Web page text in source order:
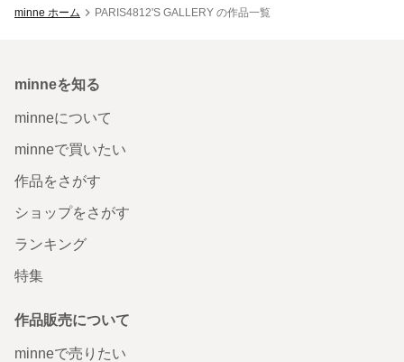
minne ホーム PARIS4812'S GALLERY の作品一覧
minneを知る
minneについて
minneで買いたい
作品をさがす
ショップをさがす
ランキング
特集
作品販売について
minneで売りたい